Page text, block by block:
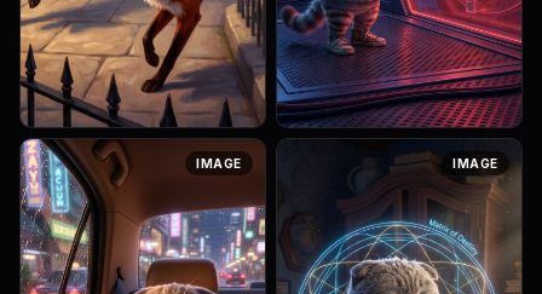
Strong rule: style --- 3D-
анимация, Pixar стиль ---.
Две лисицы с огненно-
рыжим мехом и умными,
блестящими глазами. Они
выглядят более из...
[Lighting: cinematic] Art style:
3D Pixar Animation, Zootopia
aesthetic, highly detailed
animation. 3D Pixar style. A
Scottish Fold cat ...
IMAGE IMAGE